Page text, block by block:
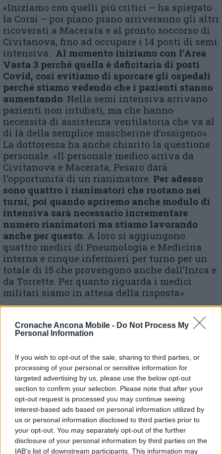
Cronache Ancona Mobile - Do Not Process My
Personal Information
If you wish to opt-out of the sale, sharing to third parties, or
processing of your personal or sensitive information for
targeted advertising by us, please use the below opt-out
section to confirm your selection. Please note that after your
opt-out request is processed you may continue seeing
interest-based ads based on personal information utilized by
us or personal information disclosed to third parties prior to
your opt-out. You may separately opt-out of the further
disclosure of your personal information by third parties on the
IAB’s list of downstream participants. This information may
«Iniziamo con quelli più critici – ha spiegato
la Corsi – poi piano piano arriveranno gli altri
ricoverati a Macerata e al pronto soccorso di
Civitanova, fino ad occupare i 14 posti di semi
intensiva. Al momento iniziamo con l’Area
Vasta 3 perché quella è deficitaria di posti
Covid, così evitiamo di sporcare gli ospedali
perché stiamo vedendo che i pazienti stanno
aumentando. Nella semi intensiva arrivano
pazienti non intubati, ma che hanno
necessità di assistenza ventilatoria che va al
di là della semplice mascherine d’ossigeno».
La dottoressa ha anche chiarito la questione
personale. «Il personale medico arriva da
Civitanova e Macerata, Pesaro darà
l’opportunità di un rianimatore. Per adesso
sono quattro i rianimatori che ruotano nei
turni, poi quando apriremo anche modulo di
intensiva sarà necessario incrementare
numero rianimatori ma stiamo lavorando
anche per questo. A loro si aggiungono
quattro medici di Pneumologia e Medicina
interna e cinque infermieri per turno per un
totale di 15 che provengono anche dall’Inrca e
da Torrette. Per quanto riguarda i medici
militari siamo in attesa della risposta».
E proprio sul personale, dopo l’appello della
Cisl (leggi l’articolo), arriva anche quello della